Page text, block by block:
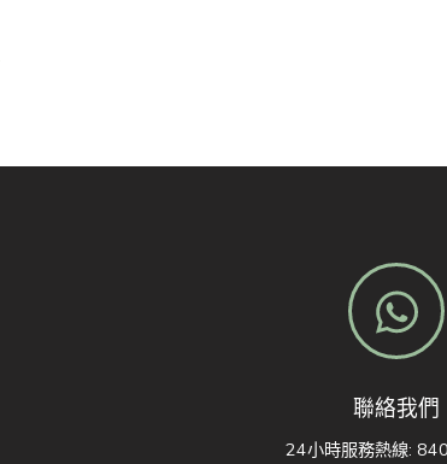
聯絡我們
24小時服務熱線: